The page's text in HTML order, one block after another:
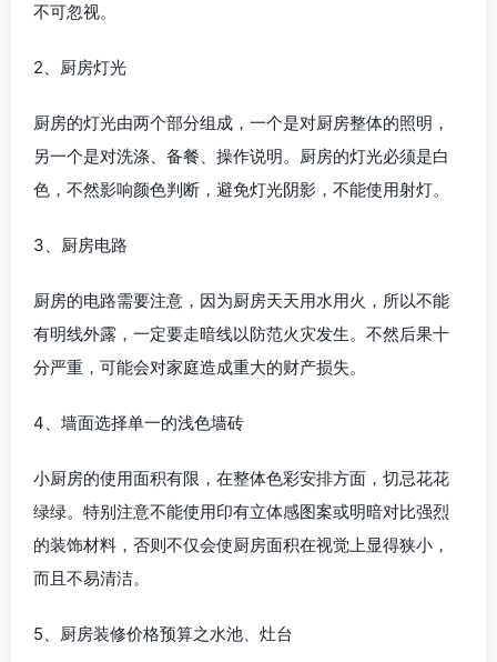
不可忽视。
2、厨房灯光
厨房的灯光由两个部分组成，一个是对厨房整体的照明，
另一个是对洗涤、备餐、操作说明。厨房的灯光必须是白
色，不然影响颜色判断，避免灯光阴影，不能使用射灯。
3、厨房电路
厨房的电路需要注意，因为厨房天天用水用火，所以不能
有明线外露，一定要走暗线以防范火灾发生。不然后果十
分严重，可能会对家庭造成重大的财产损失。
4、墙面选择单一的浅色墙砖
小厨房的使用面积有限，在整体色彩安排方面，切忌花花
绿绿。特别注意不能使用印有立体感图案或明暗对比强烈
的装饰材料，否则不仅会使厨房面积在视觉上显得狭小，
而且不易清洁。
5、厨房装修价格预算之水池、灶台